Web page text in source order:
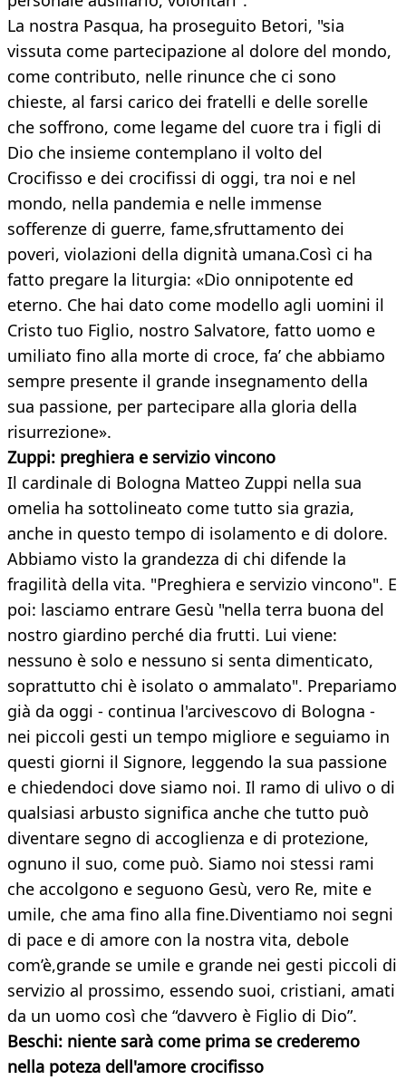
La nostra Pasqua, ha proseguito Betori, "sia
vissuta come partecipazione al dolore del mondo,
come contributo, nelle rinunce che ci sono
chieste, al farsi carico dei fratelli e delle sorelle
che soffrono, come legame del cuore tra i figli di
Dio che insieme contemplano il volto del
Crocifisso e dei crocifissi di oggi, tra noi e nel
mondo, nella pandemia e nelle immense
sofferenze di guerre, fame,sfruttamento dei
poveri, violazioni della dignità umana.Così ci ha
fatto pregare la liturgia: «Dio onnipotente ed
eterno. Che hai dato come modello agli uomini il
Cristo tuo Figlio, nostro Salvatore, fatto uomo e
umiliato fino alla morte di croce, fa’ che abbiamo
sempre presente il grande insegnamento della
sua passione, per partecipare alla gloria della
risurrezione».
Zuppi: preghiera e servizio vincono
Il cardinale di Bologna Matteo Zuppi nella sua
omelia ha sottolineato come tutto sia grazia,
anche in questo tempo di isolamento e di dolore.
Abbiamo visto la grandezza di chi difende la
fragilità della vita. "Preghiera e servizio vincono". E
poi: lasciamo entrare Gesù "nella terra buona del
nostro giardino perché dia frutti. Lui viene:
nessuno è solo e nessuno si senta dimenticato,
soprattutto chi è isolato o ammalato". Prepariamo
già da oggi - continua l'arcivescovo di Bologna -
nei piccoli gesti un tempo migliore e seguiamo in
questi giorni il Signore, leggendo la sua passione
e chiedendoci dove siamo noi. Il ramo di ulivo o di
qualsiasi arbusto significa anche che tutto può
diventare segno di accoglienza e di protezione,
ognuno il suo, come può. Siamo noi stessi rami
che accolgono e seguono Gesù, vero Re, mite e
umile, che ama fino alla fine.Diventiamo noi segni
di pace e di amore con la nostra vita, debole
com’è,grande se umile e grande nei gesti piccoli di
servizio al prossimo, essendo suoi, cristiani, amati
da un uomo così che “davvero è Figlio di Dio”.
Beschi: niente sarà come prima se crederemo
nella poteza dell'amore crocifisso